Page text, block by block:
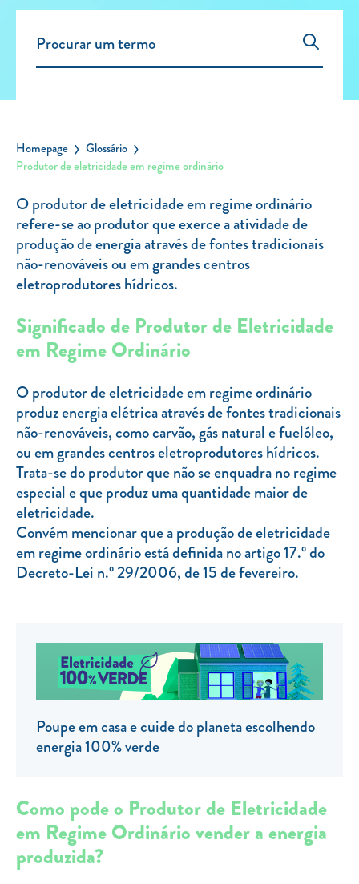
Empresas
Sobre nós
Contactos
FAQ
Blog
Mais informações
SERVIÇOS
ROTULAGEM
JUNTE-SE A NÓS
TARIFA SOCIAL
APP MOBILE
CONTADORES ELÉTRICOS
FATURAS
PRÉMIOS
EFICIÊNCIA ENERGÉTICA
FRAUDE E SEGURANÇA
Política de privacidade
Livro de reclamações
Clientes com necessidades especiais
Clientes prioritários
Homepage
Glossário
Produtor de eletricidade em regime ordinário
O produtor de eletricidade em regime ordinário
refere-se ao produtor que exerce a atividade de
produção de energia através de fontes tradicionais
não-renováveis ou em grandes centros
eletroprodutores hídricos.
Significado de Produtor de Eletricidade
em Regime Ordinário
O produtor de eletricidade em regime ordinário
produz energia elétrica através de fontes tradicionais
não-renováveis, como carvão, gás natural e fuelóleo,
ou em grandes centros eletroprodutores hídricos.
Trata-se do produtor que não se enquadra no regime
especial e que produz uma quantidade maior de
eletricidade.
Convém mencionar que a produção de eletricidade
em regime ordinário está definida no artigo 17.º do
Decreto-Lei n.º 29/2006, de 15 de fevereiro.
Poupe em casa e cuide do planeta escolhendo
energia 100% verde
Como pode o Produtor de Eletricidade
em Regime Ordinário vender a energia
produzida?